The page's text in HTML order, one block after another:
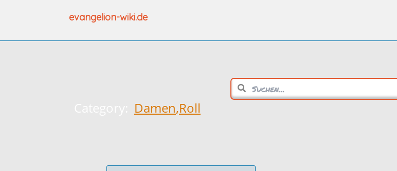
evangelion-wiki.de
Damen,Roll